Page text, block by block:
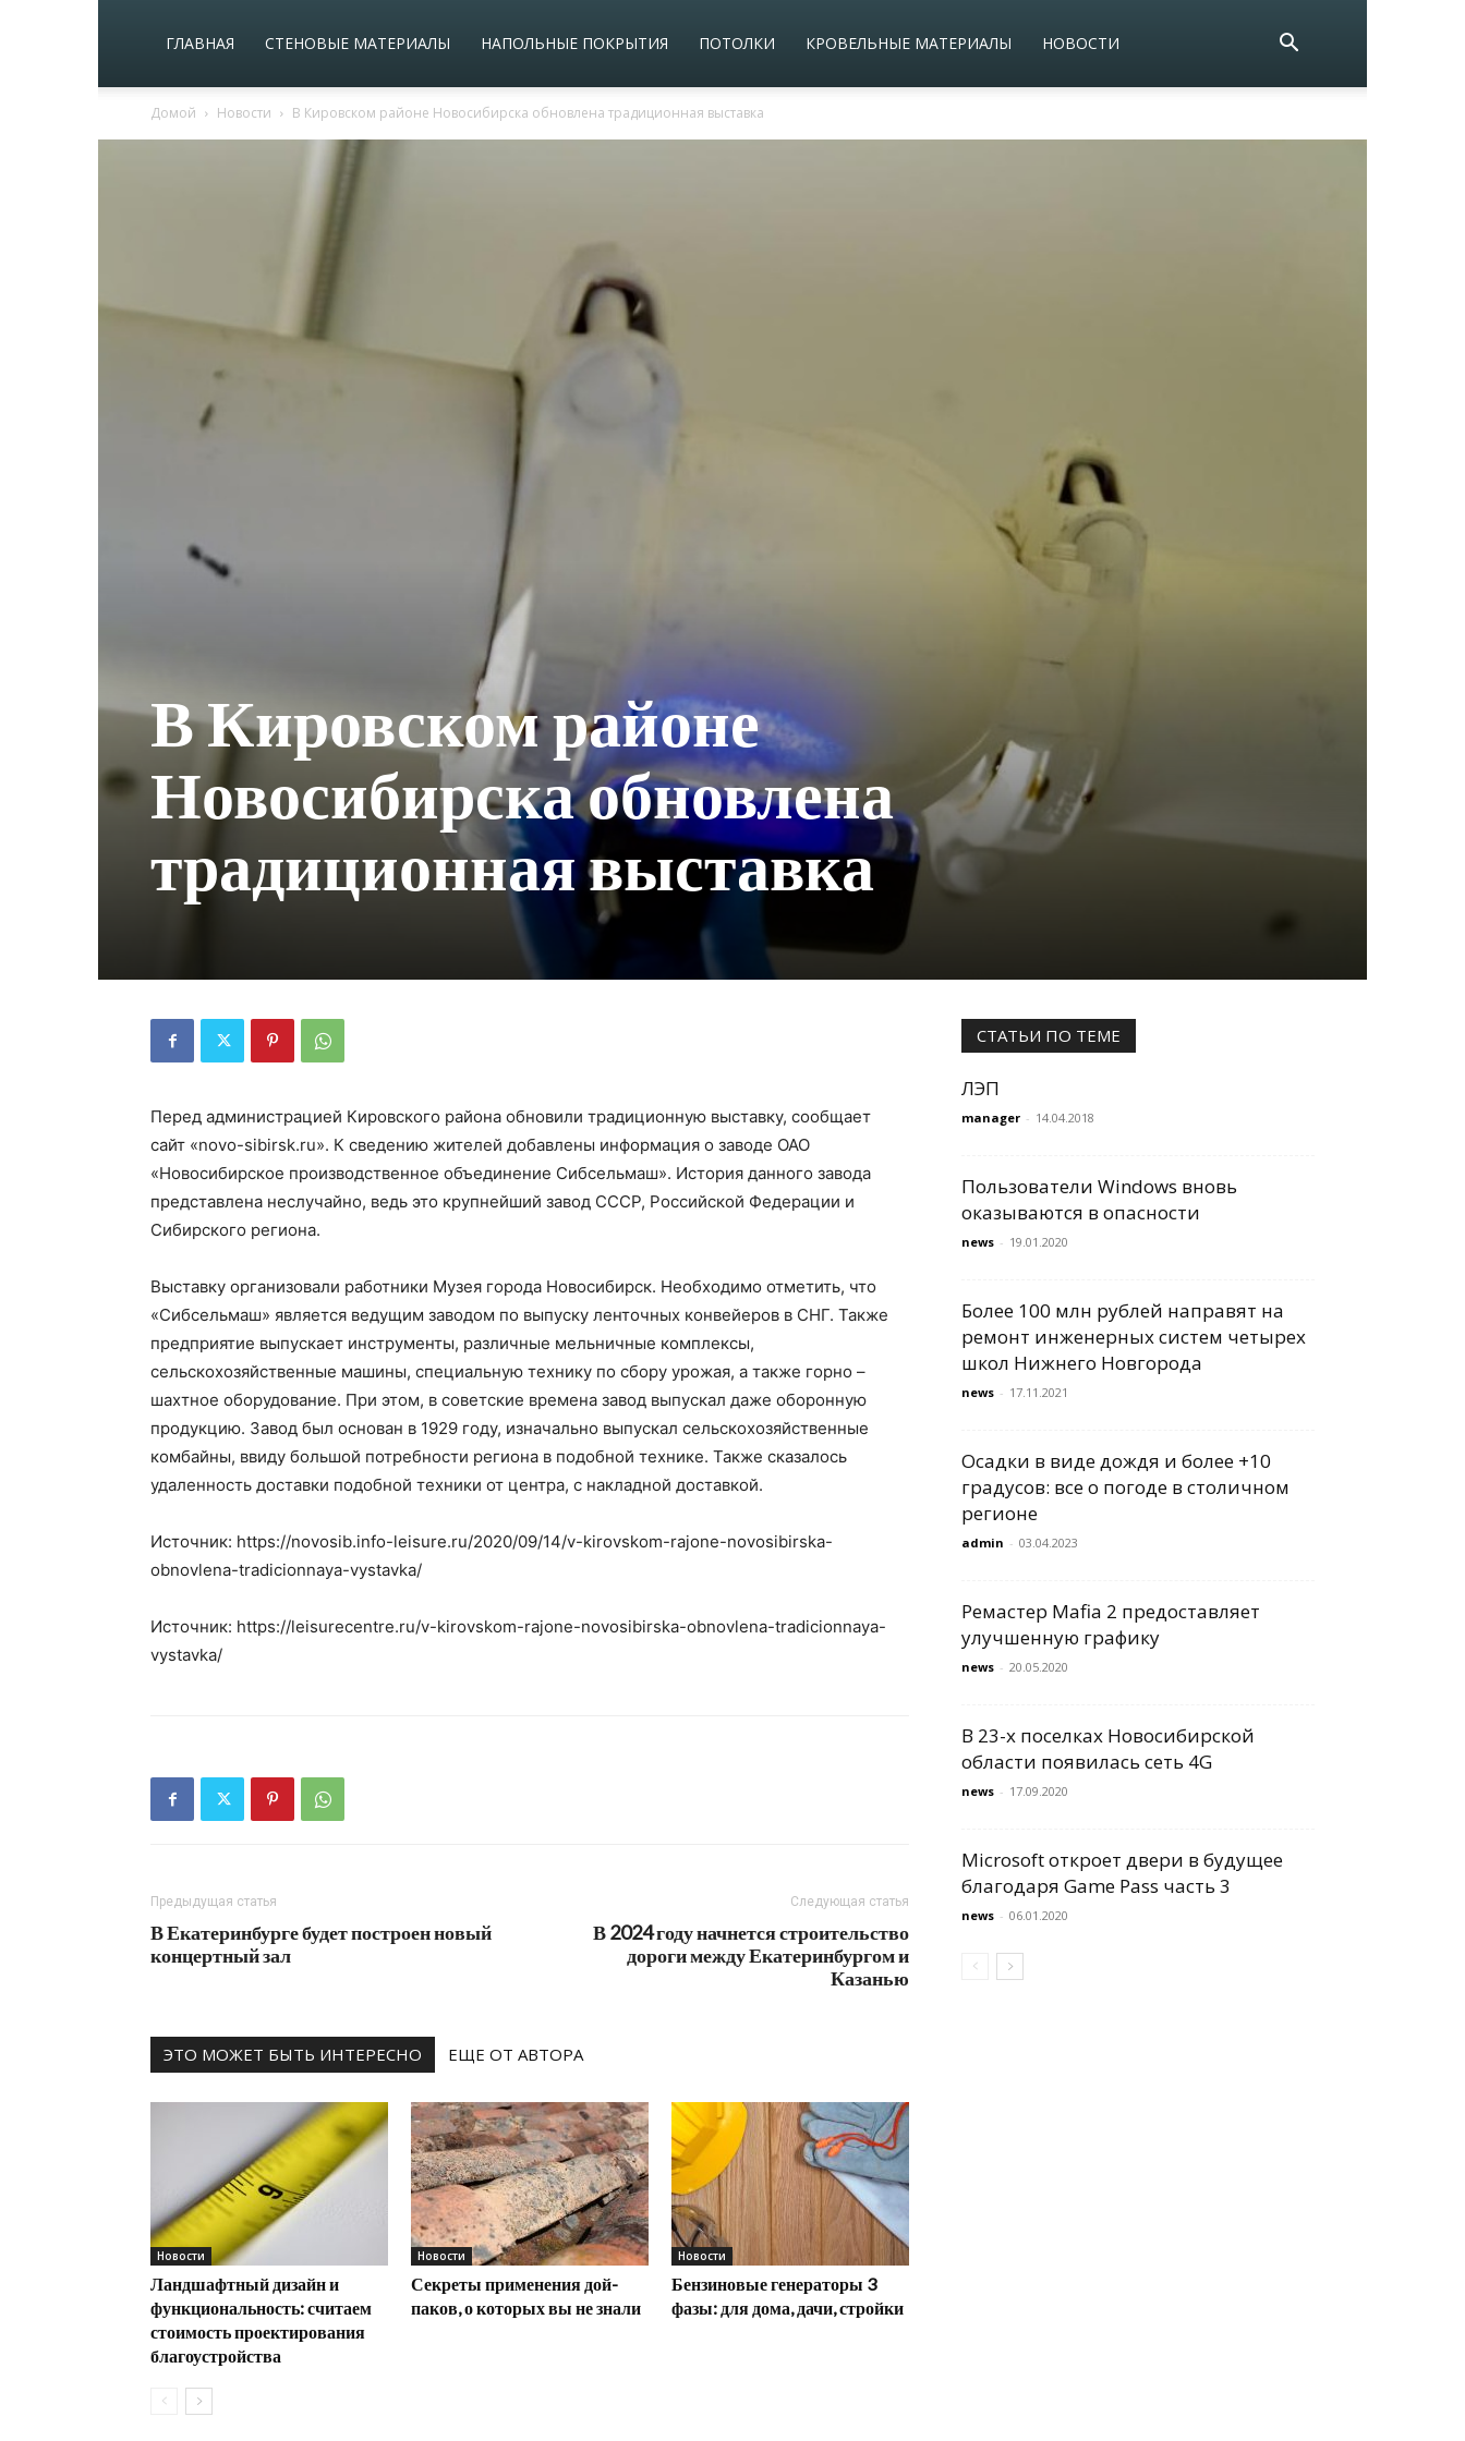
ГЛАВНАЯ СТЕНОВЫЕ МАТЕРИАЛЫ НАПОЛЬНЫЕ ПОКРЫТИЯ ПОТОЛКИ КРОВЕЛЬНЫЕ МАТЕРИАЛЫ НОВОСТИ
Домой Новости В Кировском районе Новосибирска обновлена традиционная выставка
В Кировском районе
Новосибирска обновлена
традиционная выставка
Перед администрацией Кировского района обновили традиционную выставку, сообщает
сайт «novo-sibirsk.ru». К сведению жителей добавлены информация о заводе ОАО
«Новосибирское производственное объединение Сибсельмаш». История данного завода
представлена неслучайно, ведь это крупнейший завод СССР, Российской Федерации и
Сибирского региона.
Выставку организовали работники Музея города Новосибирск. Необходимо отметить, что
«Сибсельмаш» является ведущим заводом по выпуску ленточных конвейеров в СНГ. Также
предприятие выпускает инструменты, различные мельничные комплексы,
сельскохозяйственные машины, специальную технику по сбору урожая, а также горно –
шахтное оборудование. При этом, в советские времена завод выпускал даже оборонную
продукцию. Завод был основан в 1929 году, изначально выпускал сельскохозяйственные
комбайны, ввиду большой потребности региона в подобной технике. Также сказалось
удаленность доставки подобной техники от центра, с накладной доставкой.
Источник: https://novosib.info-leisure.ru/2020/09/14/v-kirovskom-rajone-novosibirska-
obnovlena-tradicionnaya-vystavka/
Источник: https://leisurecentre.ru/v-kirovskom-rajone-novosibirska-obnovlena-tradicionnaya-
vystavka/
Предыдущая статья
В Екатеринбурге будет построен новый
концертный зал
Следующая статья
В 2024 году начнется строительство
дороги между Екатеринбургом и
Казанью
ЭТО МОЖЕТ БЫТЬ ИНТЕРЕСНО ЕЩЕ ОТ АВТОРА
Новости
Ландшафтный дизайн и
функциональность: считаем
стоимость проектирования
благоустройства
Новости
Секреты применения дой-
паков, о которых вы не знали
Новости
Бензиновые генераторы 3
фазы: для дома, дачи, стройки
СТАТЬИ ПО ТЕМЕ
ЛЭП
manager - 14.04.2018
Пользователи Windows вновь
оказываются в опасности
news - 19.01.2020
Более 100 млн рублей направят на
ремонт инженерных систем четырех
школ Нижнего Новгорода
news - 17.11.2021
Осадки в виде дождя и более +10
градусов: все о погоде в столичном
регионе
admin - 03.04.2023
Ремастер Mafia 2 предоставляет
улучшенную графику
news - 20.05.2020
В 23-х поселках Новосибирской
области появилась сеть 4G
news - 17.09.2020
Microsoft откроет двери в будущее
благодаря Game Pass часть 3
news - 06.01.2020